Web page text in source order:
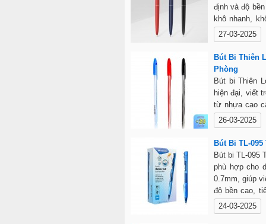
định và độ
khô nhanh,
gài tiện lợi.
hợp cho
giá cả hợp lý,
27-03-2025
Bút Bi Thiên
Phòng
Bút bi Thiên
hiện đại, viết
từ nhựa cao
và doanh
nhòe, với
và vỏ bền
chép, ký kết
26-03-2025
Bút Bi TL-
Bút bi TL-095
phù hợp cho
0.7mm, giúp
độ bền cao,
đen, đỏ, đáp
tại
24-03-2025